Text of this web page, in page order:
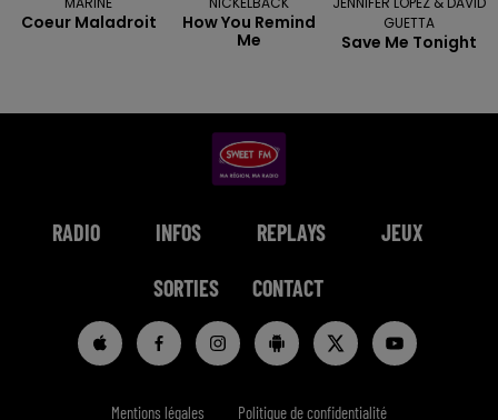
Coeur Maladroit
How You Remind
Me
GUETTA
Save Me Tonight
RADIO INFOS REPLAYS JEUX
SORTIES CONTACT
Mentions légales Politique de confidentialité